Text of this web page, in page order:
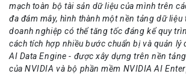
mạch toàn bộ tài sản dữ liệu của mình trên
đa đám mây, hình thành một nền tảng dữ liệu
doanh nghiệp có thể tăng tốc đáng kể quy
cách tích hợp nhiều bước chuẩn bị và quản lý
AI Data Engine - được xây dựng trên nền
của NVIDIA và bộ phần mềm NVIDIA AI